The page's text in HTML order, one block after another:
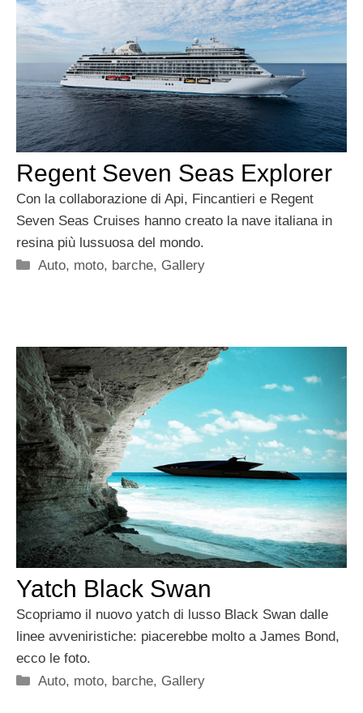
Regent Seven Seas Explorer
Con la collaborazione di Api, Fincantieri e Regent
Seven Seas Cruises hanno creato la nave italiana in
resina più lussuosa del mondo.
Categorie
Auto, moto, barche, Gallery
Yatch Black Swan
Scopriamo il nuovo yatch di lusso Black Swan dalle
linee avveniristiche: piacerebbe molto a James Bond,
ecco le foto.
Categorie
Auto, moto, barche, Gallery